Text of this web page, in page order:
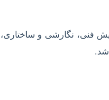
فنی، نگارشی و